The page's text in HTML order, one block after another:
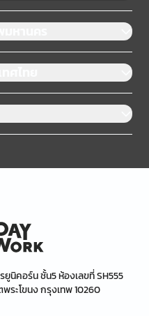
หานคร
ไทย
ยูนิคอร์น ชั้น5 ห้องเลขที่ SH555
ระโขนง กรุงเทพ 10260